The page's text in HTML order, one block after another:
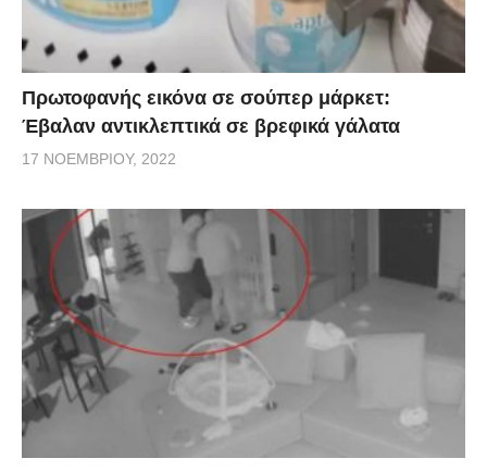
Πρωτοφανής εικόνα σε σούπερ μάρκετ:
Έβαλαν αντικλεπτικά σε βρεφικά γάλατα
17 ΝΟΕΜΒΡΊΟΥ, 2022